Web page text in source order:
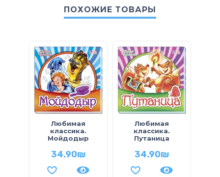
ПОХОЖИЕ ТОВАРЫ
Любимая
классика.
Мойдодыр
34.90₪
Любимая
классика.
Путаница
34.90₪